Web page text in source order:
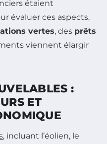
étaient
évaluer ces aspects,
vertes, des prêts
viennent élargir
:
ET
, incluant l’éolien, le